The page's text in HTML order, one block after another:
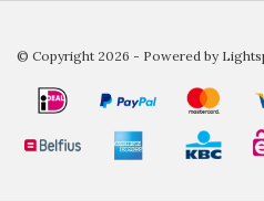
© Copyright 2026 - Powered by